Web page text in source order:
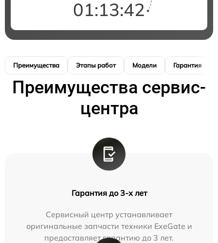
01:13:41
Преимущества Этапы работ Модели Гарантия
Преимущества сервис-
центра
Гарантия до 3-х лет
Сервисный центр устанавливает
оригинальные запчасти техники ExeGate и
предоставляет гарантию до 3 лет.